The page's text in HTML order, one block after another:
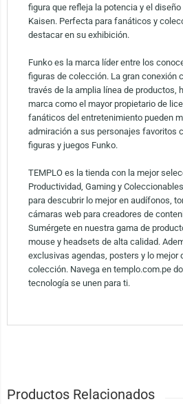
figura que refleja la potencia y el
Kaisen. Perfecta para fanáticos y
destacar en su exhibición.
Funko es la marca líder entre los
figuras de colección. La gran conexión
través de la amplia línea de productos,
marca como el mayor propietario de
fanáticos del entretenimiento pueden
admiración a sus personajes favoritos
figuras y juegos Funko.
TEMPLO es la tienda con la mejor
Productividad, Gaming y
para descubrir lo mejor en audífonos,
cámaras web para creadores de
Sumérgete en nuestra gama de
mouse y headsets de alta calidad.
exclusivas agendas, posters y lo mejor
colección. Navega en templo.com.pe
tecnología se unen para ti.
Productos Relacionados